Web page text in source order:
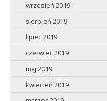
wrzesień 2019
sierpień 2019
lipiec 2019
czerwiec 2019
maj 2019
kwiecień 2019